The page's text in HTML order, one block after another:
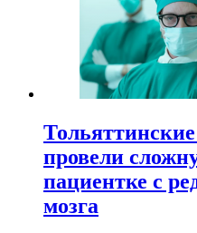
провели
пациентке с
мозга